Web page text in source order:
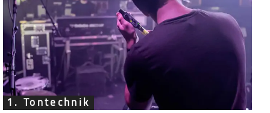
1. Tontechnik